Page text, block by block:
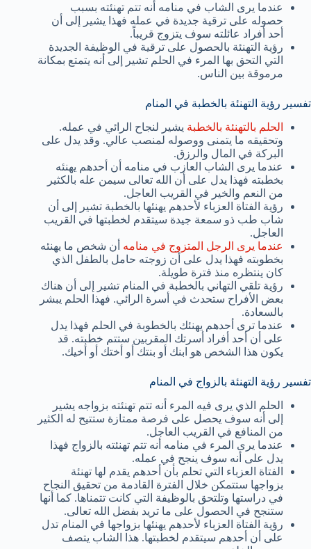
عندما يرى الشاب في منامه أنه تتم تهنئته بسبب
حصوله على ترقية جديدة في عمله فهذا يشير إلى أن
أحد أفراد عائلته سوف يتزوج قريباً.
رؤية التهنئة بالحصول على ترقية في الوظيفة الجديدة
التي التحق بها المرء في الحلم تشير إلى أنه يتمتع بمكانة
مرموقة بين الناس.
تفسير رؤية التهنئة بالخطبة في المنام
الحلم بالتهنئة بالخطبة يشير لنجاح الرائي في عمله.
وتحقيقه ما يتمنى ووصوله لمنصب عالي. وقد يدل على
البركة في المال والرزق.
عندما يرى الشاب العازب في منامه أن أحدهم يهنئه
بخطبته فهذا يدل على أن الله تعالى سيمن عله بالكثير
من النعم والخير في القريب العاجل.
رؤية الفتاة العزباء لأحدهم يهنئها بالخطبة تشير إلى أن
شاب طب ذو سمعة جيدة سيتقدم لخطبتها في القريب
العاجل.
عندما يرى الرجل المتزوج في منامه أن شخص ما يهنئه
بخطوبته فهذا يدل على أن زوجته حامل بالطفل الذي
كان ينتظره منذ فترة طويلة.
رؤية تلقي التهاني بالخطبة في المنام تشير إلى أن هناك
بعض الأفراح ستحدث في أسرة الرائي. فهذا الحلم يبشر
بالسعادة.
عندما ترى أحدهم يهنئك بالخطوبة في الحلم فهذا يدل
على أن أحد أفراد أسرتك المقربين ستتم خطبته. قد
يكون هذا الشخص هو ابنك أو بنتك أو أختك أو أخيك.
تفسير رؤية التهنئة بالزواج في المنام
الحلم الذي يرى فيه المرء أنه تتم تهنئته بزواجه يشير
إلى أنه سوف يحصل على فرصة ممتازة ستتيح له الكثير
من المنافع في القريب العاجل.
عندما يرى المرء في منامه أنه تتم تهنئته بالزواج فهذا
يدل على أنه سوف ينجح في عمله.
الفتاة العزباء التي تحلم بأن أحدهم يقدم لها تهنئة
بزواجها ستتمكن خلال الفترة القادمة من تحقيق النجاح
في دراستها وتلتحق بالوظيفة التي كانت تتمناها. كما أنها
ستنجح في الحصول على ما تريد بفضل الله تعالى.
رؤية الفتاة العزباء لأحدهم يهنئها بزواجها في المنام تدل
على أن أحدهم سيتقدم لخطبتها. هذا الشاب يتصف